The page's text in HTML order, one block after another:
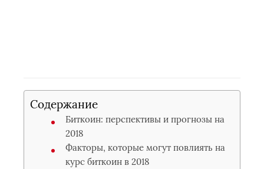
Содержание
Биткоин: перспективы и прогнозы на
2018
Факторы, которые могут повлиять на
курс биткоин в 2018